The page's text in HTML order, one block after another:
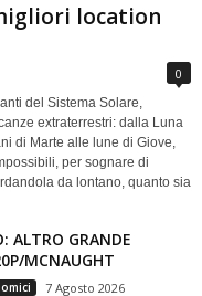
location
0
del Sistema Solare,
extraterrestri: dalla Luna
di Marte alle lune di Giove,
per sognare di
da lontano, quanto sia
ALTRO GRANDE
MCNAUGHT
7 Agosto 2026